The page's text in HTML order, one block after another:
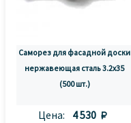
Саморез для фасадной доски
нержавеющая сталь 3.2x35
(500 шт.)
Цена:
4 530 